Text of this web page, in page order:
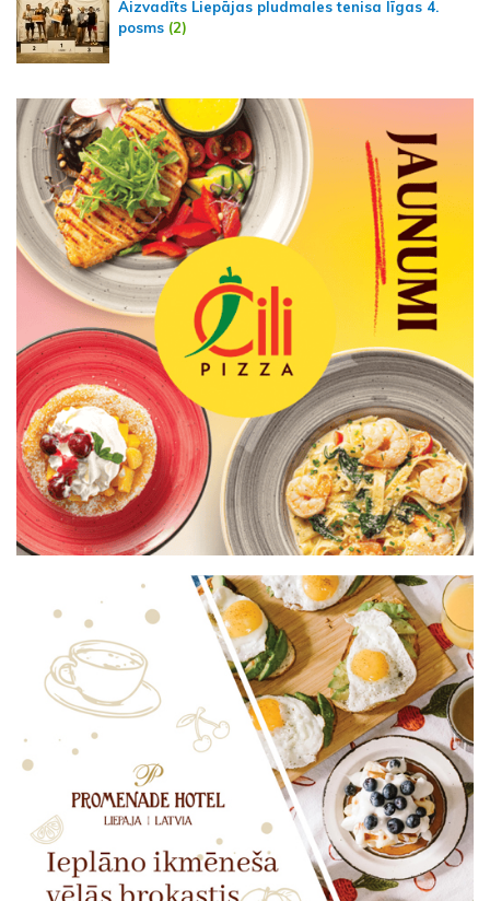
Aizvadīts Liepājas pludmales tenisa līgas 4.
posms (2)